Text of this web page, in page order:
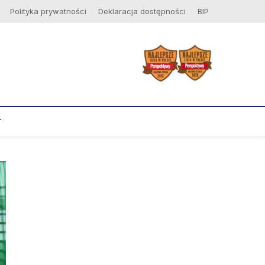
Polityka prywatności Deklaracja dostępności BIP